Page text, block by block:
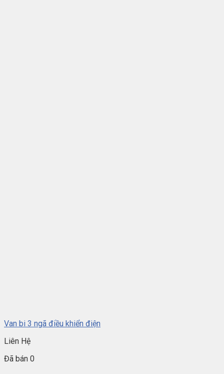
Van bi 3 ngã điều khiển điện
Liên Hệ
Đã bán 0